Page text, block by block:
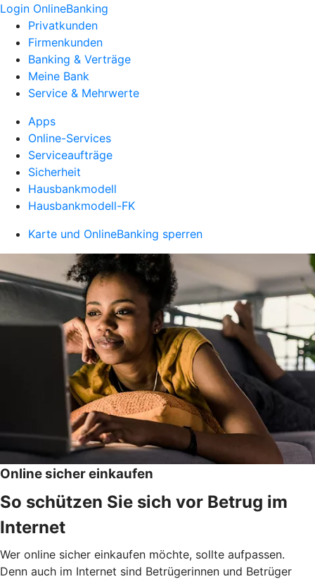
Login OnlineBanking
Privatkunden
Firmenkunden
Banking & Verträge
Meine Bank
Service & Mehrwerte
Apps
Online-Services
Serviceaufträge
Sicherheit
Hausbankmodell
Hausbankmodell-FK
Karte und OnlineBanking sperren
Online sicher einkaufen
So schützen Sie sich vor Betrug im
Internet
Wer online sicher einkaufen möchte, sollte aufpassen.
Denn auch im Internet sind Betrügerinnen und Betrüger